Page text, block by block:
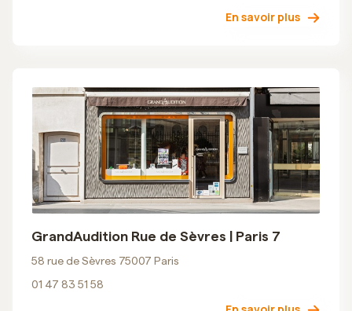
En savoir plus
GrandAudition Rue de Sèvres | Paris 7
58 rue de Sèvres 75007 Paris
01 47 83 51 58